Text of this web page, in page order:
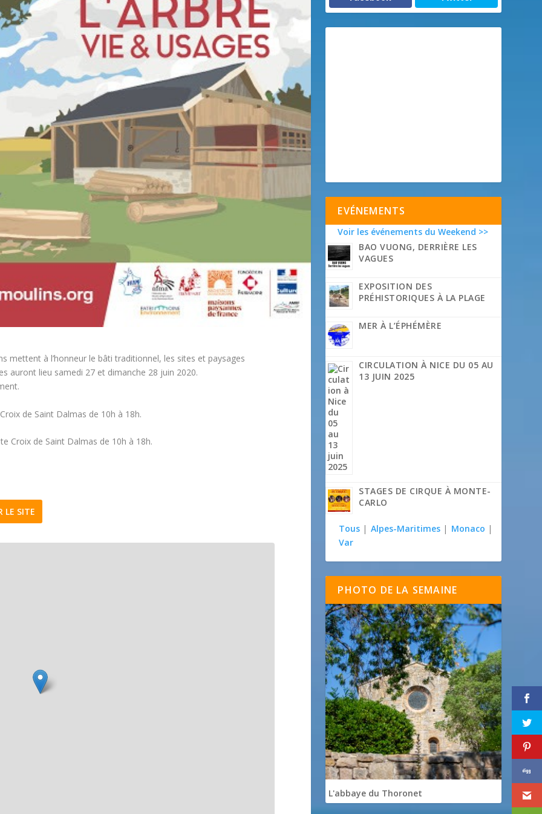
mettent à l’honneur le bâti traditionnel, les sites et paysages
auront lieu samedi 27 et dimanche 28 juin 2020.
de Saint Dalmas de 10h à 18h.
Croix de Saint Dalmas de 10h à 18h.
LE SITE
EVÉNEMENTS
Voir les événements du Weekend >>
BAO VUONG, DERRIÈRE LES
VAGUES
EXPOSITION DES
PRÉHISTORIQUES À LA PLAGE
MER À L’ÉPHÉMÈRE
CIRCULATION À NICE DU 05 AU
13 JUIN 2025
STAGES DE CIRQUE À MONTE-
CARLO
Tous | Alpes-Maritimes | Monaco |
Var
PHOTO DE LA SEMAINE
L'abbaye du Thoronet